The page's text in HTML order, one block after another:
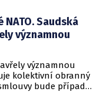
Saudská
významnou
významnou
kolektivní obranný
bude případný